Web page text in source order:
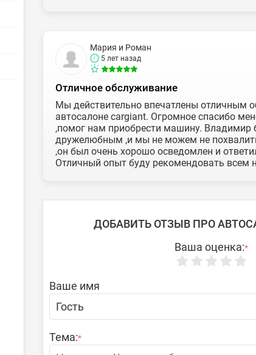
Мария и Роман
5 лет назад
Отличное обслуживание
Мы действительно впечатлены отличным
автосалоне cargiant. Огромное спасибо
,помог нам приобрести машину. Владимир
дружелюбным ,и мы не можем не
,он был очень хорошо осведомлен и
Отличный опыт буду рекомендовать всем
ДОБАВИТЬ ОТЗЫВ ПРО
Ваша оценка:*
Ваше имя
Тема:*